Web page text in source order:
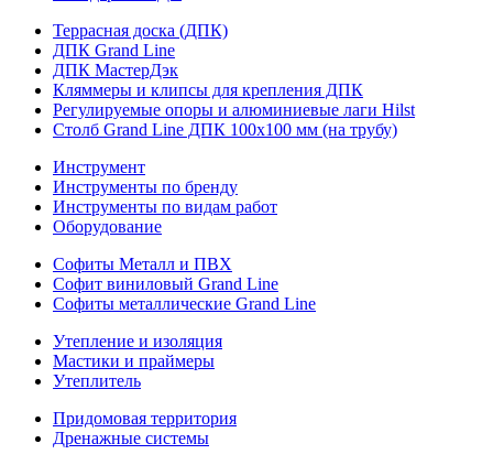
Террасная доска (ДПК)
ДПК Grand Line
ДПК МастерДэк
Кляммеры и клипсы для крепления ДПК
Регулируемые опоры и алюминиевые лаги Hilst
Столб Grand Line ДПК 100х100 мм (на трубу)
Инструмент
Инструменты по бренду
Инструменты по видам работ
Оборудование
Софиты Металл и ПВХ
Софит виниловый Grand Line
Софиты металлические Grand Line
Утепление и изоляция
Мастики и праймеры
Утеплитель
Придомовая территория
Дренажные системы